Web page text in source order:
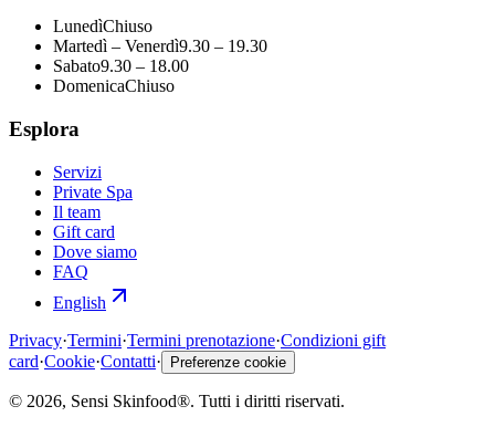
LunedìChiuso
Martedì – Venerdì9.30 – 19.30
Sabato9.30 – 18.00
DomenicaChiuso
Esplora
Servizi
Private Spa
Il team
Gift card
Dove siamo
FAQ
English
Privacy·Termini·Termini prenotazione·Condizioni gift
card·Cookie·Contatti· Preferenze cookie
© 2026, Sensi Skinfood®. Tutti i diritti riservati.